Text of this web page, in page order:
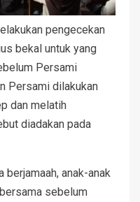
pengecekan
bekal untuk yang
Persami
Persami dilakukan
dan melatih
diadakan pada
anak-anak
sebelum